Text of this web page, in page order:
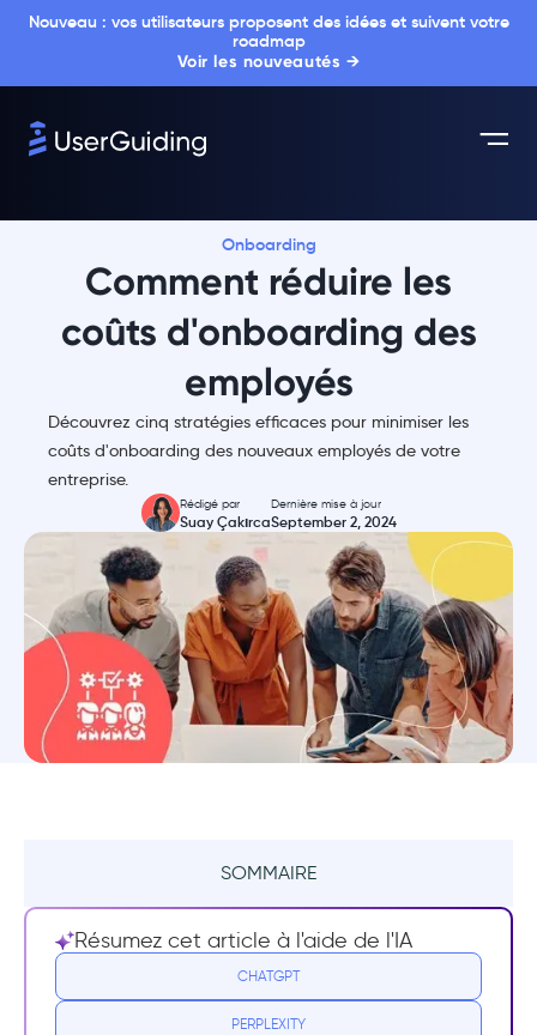
Nouveau : vos utilisateurs proposent des idées et suivent votre
roadmap
Voir les nouveautés →
Onboarding
Comment réduire les
coûts d'onboarding des
employés
Découvrez cinq stratégies efficaces pour minimiser les
coûts d'onboarding des nouveaux employés de votre
entreprise.
Rédigé par
Suay Çakırca
Dernière mise à jour
September 2, 2024
SOMMAIRE
1- Créer un processus reproductible
2- Utiliser une plateforme d'adoption digitale
pour accélérer la formation technique
Résumez cet article à l'aide de l'IA
CHATGPT
PERPLEXITY